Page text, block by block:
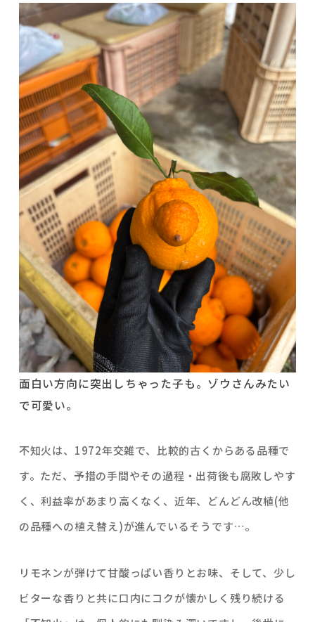
面白い方向に突出しちゃった子も。ゾウさんみたい
で可愛い。
不知火は、1972年交雑で、比較的古くからある品種で
す。ただ、予措の手間やその過程・出荷後も腐敗しやす
く、利益率があまり高くなく、近年、どんどん改植(他
の品種への植え替え)が進んでいるそうです…。
リモネンが弾けて甘酸っぱい香りとお味、そして、少し
ビターな香りと共に口内にコクが懐かしく残り続ける